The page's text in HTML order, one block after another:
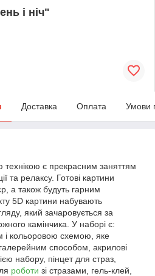
і ніч"
Доставка Оплата Умови
є прекрасним заняттям
та релаксу. Готові картини
а також будуть гарним
5D картини набувають
який зачаровується за
камінчика. У наборі є:
і кольоровою схемою, яке
способом, акрилові
набору, пінцет для страз,
роботи зі стразами, гель-клей,